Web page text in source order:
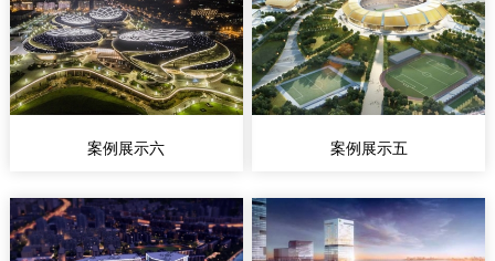
案例展示六 案例展示五